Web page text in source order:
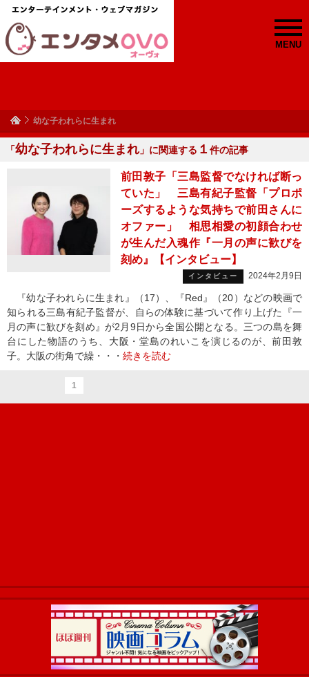
MENU
幼な子われらに生まれ
「幼な子われらに生まれ 」に関連する １ 件の記事
前田敦子「三島監督でなければ断っ
ていた」 三島有紀子監督「プロポ
ーズするような気持ちで前田さんに
オファー」 相思相愛の初顔合わせ
が生んだ入魂作『一月の声に歓びを
刻め』【インタビュー】
インタビュー 2024年2月9日
『幼な子われらに生まれ』（17）、『Red』（20）などの映画で
知られる三島有紀子監督が、自らの体験に基づいて作り上げた『一
月の声に歓びを刻め』が2月9日から全国公開となる。三つの島を舞
台にした物語のうち、大阪・堂島のれいこを演じるのが、前田敦
子。大阪の街角で繰・・・ 続きを読む
1